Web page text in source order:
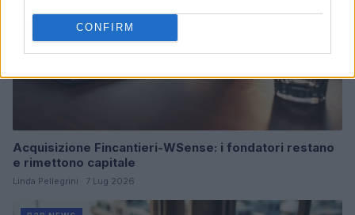
CONFIRM
Acquisizione Fincantieri-WSense: i fondatori restano
e rimettono capitale
Linda Pellegrini · 7 Lug 2026